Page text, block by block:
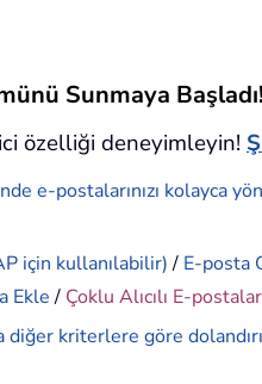
Sunmaya Başladı!
özelliği deneyimleyin!
e-postalarınızı kolayca
için kullanılabilir)/ E-posta
Ekle/ Çoklu Alıcılı E-
diğer kriterlere göre